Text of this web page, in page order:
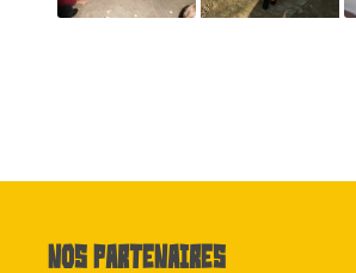
Nos partenaires